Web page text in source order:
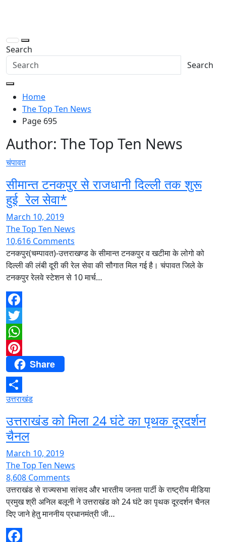
Search
Search
Home
The Top Ten News
Page 695
Author: The Top Ten News
चंपावत
सीमान्त टनकपुर से राजधानी दिल्ली तक शुरू
हुई रेल सेवा*
March 10, 2019
The Top Ten News
10,616 Comments
टनकपुर(चम्पावत)-उत्तराखण्ड के सीमान्त टनकपुर व खटीमा के लोगो को
दिल्ली की लंबी दूरी की रेल सेवा की सौगात मिल गई है। चंपावत जिले के
टनकपुर रेलवे स्टेशन से 10 मार्च…
Facebook
Twitter
WhatsApp
PinterestShare
Share
उत्तराखंड
उत्तराखंड को मिला 24 घंटे का पृथक दूरदर्शन
चैनल
March 10, 2019
The Top Ten News
8,608 Comments
उत्तराखंड से राज्यसभा सांसद और भारतीय जनता पार्टी के राष्ट्रीय मीडिया
प्रमुख श्री अनिल बलूनी ने उत्तराखंड को 24 घंटे का पृथक दूरदर्शन चैनल
दिए जाने हेतु माननीय प्रधानमंत्री जी…